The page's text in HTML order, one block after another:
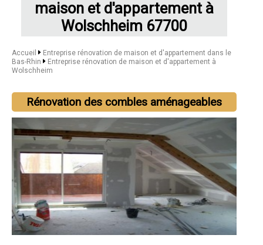
maison et d'appartement à
Wolschheim 67700
Accueil
Entreprise rénovation de maison et d'appartement dans le
Bas-Rhin
Entreprise rénovation de maison et d'appartement à
Wolschheim
Rénovation des combles aménageables